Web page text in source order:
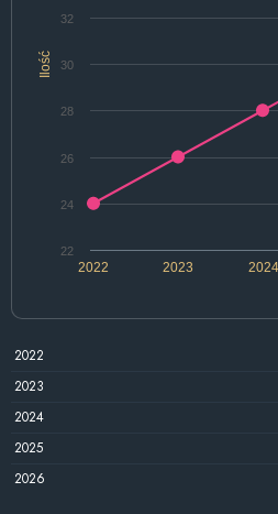
Ilość
2022 2024
2023
22
24
26
28
30
32
2022
2023
2024
2025
2026